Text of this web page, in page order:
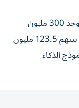
الجدير بالذكر أنه بحسب آخر إحصائيات، يوجد 300 مليون
مستخدم لتطبيق «تشات جي بي تي» من بينهم 123.5 مليون
الذكاء